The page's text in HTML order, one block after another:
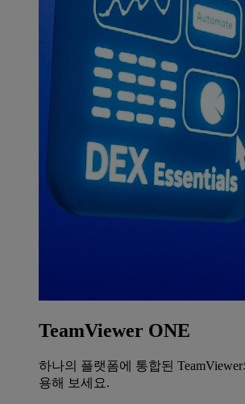
TeamViewer ONE
하나의 플랫폼에 통합된
용해 보세요.